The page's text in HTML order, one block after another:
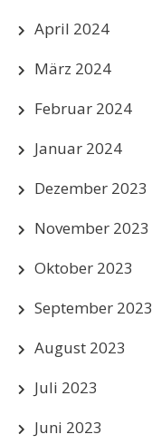
April 2024
März 2024
Februar 2024
Januar 2024
Dezember 2023
November 2023
Oktober 2023
September 2023
August 2023
Juli 2023
Juni 2023